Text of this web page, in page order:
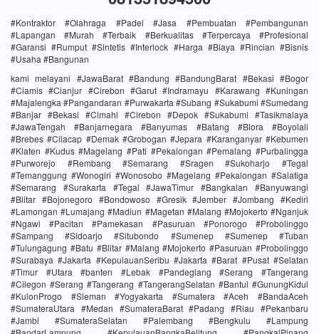
#Kontraktor #Olahraga #Padel #Jasa #Pembuatan #Pembangunan
#Lapangan #Murah #Terbaik #Berkualitas #Terpercaya #Profesional
#Garansi #Rumput #Sintetis #Interlock #Harga #Biaya #Rincian #Bisnis
#Usaha #Bangunan
kami melayani #JawaBarat #Bandung #BandungBarat #Bekasi #Bogor
#Ciamis #Cianjur #Cirebon #Garut #Indramayu #Karawang #Kuningan
#Majalengka #Pangandaran #Purwakarta #Subang #Sukabumi #Sumedang
#Banjar #Bekasi #Cimahi #Cirebon #Depok #Sukabumi #Tasikmalaya
#JawaTengah #Banjarnegara #Banyumas #Batang #Blora #Boyolali
#Brebes #Cilacap #Demak #Grobogan #Jepara #Karanganyar #Kebumen
#Klaten #Kudus #Magelang #Pati #Pekalongan #Pemalang #Purbalingga
#Purworejo #Rembang #Semarang #Sragen #Sukoharjo #Tegal
#Temanggung #Wonogiri #Wonosobo #Magelang #Pekalongan #Salatiga
#Semarang #Surakarta #Tegal #JawaTimur #Bangkalan #Banyuwangi
#Blitar #Bojonegoro #Bondowoso #Gresik #Jember #Jombang #Kediri
#Lamongan #Lumajang #Madiun #Magetan #Malang #Mojokerto #Nganjuk
#Ngawi #Pacitan #Pamekasan #Pasuruan #Ponorogo #Probolinggo
#Sampang #Sidoarjo #Situbondo #Sumenep #Sumenep #Tuban
#Tulungagung #Batu #Blitar #Malang #Mojokerto #Pasuruan #Probolinggo
#Surabaya #Jakarta #KepulauanSeribu #Jakarta #Barat #Pusat #Selatan
#Timur #Utara #banten #Lebak #Pandeglang #Serang #Tangerang
#Cilegon #Serang #Tangerang #TangerangSelatan #Bantul #GunungKidul
#KulonProgo #Sleman #Yogyakarta #Sumatera #Aceh #BandaAceh
#SumateraUtara #Medan #SumateraBarat #Padang #Riau #Pekanbaru
#Jambi #SumateraSelatan #Palembang #Bengkulu #Lampung